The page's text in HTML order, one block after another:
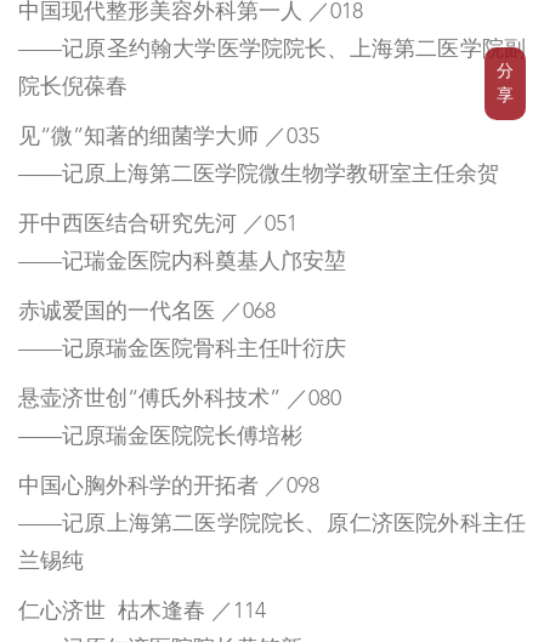
分
享
中国现代整形美容外科第一人 ／018
——记原圣约翰大学医学院院长、上海第二医学院副
院长倪葆春
见“微”知著的细菌学大师 ／035
——记原上海第二医学院微生物学教研室主任余贺
开中西医结合研究先河 ／051
——记瑞金医院内科奠基人邝安堃
赤诚爱国的一代名医 ／068
——记原瑞金医院骨科主任叶衍庆
悬壶济世创“傅氏外科技术” ／080
——记原瑞金医院院长傅培彬
中国心胸外科学的开拓者 ／098
——记原上海第二医学院院长、原仁济医院外科主任
兰锡纯
仁心济世 枯木逢春 ／114